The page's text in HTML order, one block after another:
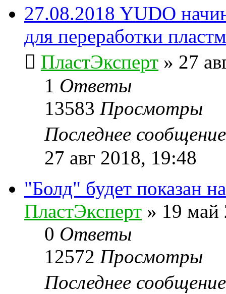
27.08.2018 YUDO
для переработки
ПластЭксперт » 27
1 Ответы
13583 Просмотры
Последнее
27 авг 2018, 19:48
"Болд" будет показан
ПластЭксперт » 19 май
0 Ответы
12572 Просмотры
Последнее